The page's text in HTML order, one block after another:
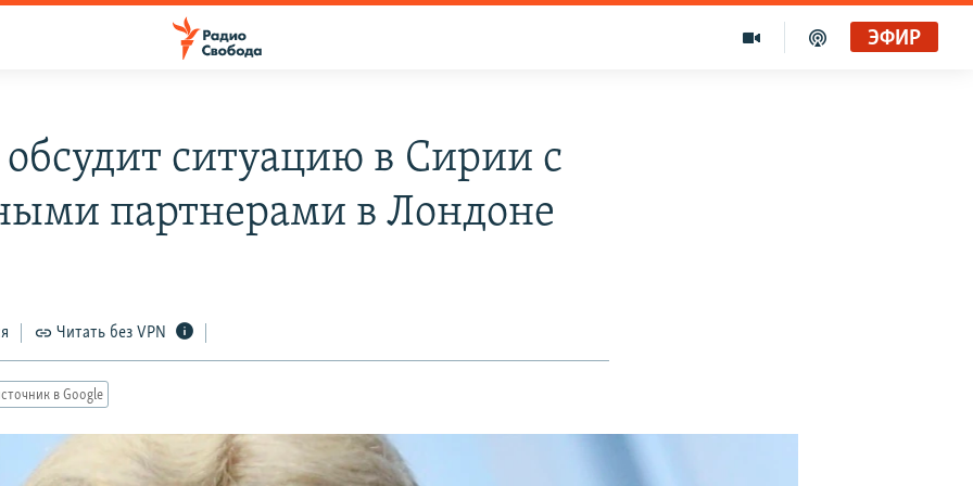
ЭФИР
ситуацию в Сирии с
партнерами в Лондоне
Читать без VPN
в Google